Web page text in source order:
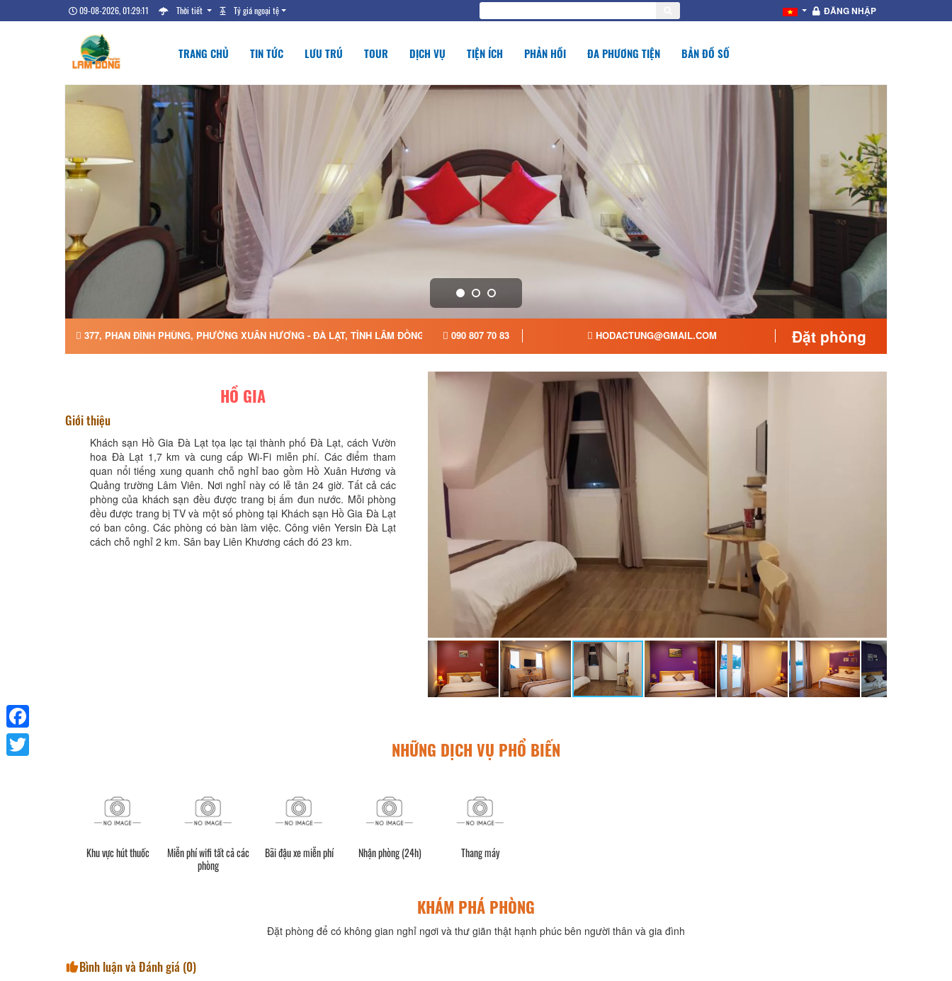
09-08-2026, 01:29:12 Thời tiết Tỷ giá ngoại tệ ĐĂNG NHẬP
TRANG CHỦ TIN TỨC LƯU TRÚ TOUR DỊCH VỤ TIỆN ÍCH PHẢN HỒI ĐA PHƯƠNG TIỆN BẢN ĐỒ SỐ
377, PHAN ĐÌNH PHÙNG, PHƯỜNG XUÂN HƯƠNG - ĐÀ LẠT, TỈNH LÂM ĐỒNG 090 807 70 83 HODACTUNG@GMAIL.COM Đặt phòng
HỒ GIA
Giới thiệu
Khách sạn Hồ Gia Đà Lạt tọa lạc tại thành phố Đà Lạt, cách Vườn
hoa Đà Lạt 1,7 km và cung cấp Wi-Fi miễn phí. Các điểm tham
quan nổi tiếng xung quanh chỗ nghỉ bao gồm Hồ Xuân Hương và
Quảng trường Lâm Viên. Nơi nghỉ này có lễ tân 24 giờ. Tất cả các
phòng của khách sạn đều được trang bị ấm đun nước. Mỗi phòng
đều được trang bị TV và một số phòng tại Khách sạn Hồ Gia Đà Lạt
có ban công. Các phòng có bàn làm việc. Công viên Yersin Đà Lạt
cách chỗ nghỉ 2 km. Sân bay Liên Khương cách đó 23 km.
NHỮNG DỊCH VỤ PHỔ BIẾN
Khu vực hút thuốc
Miễn phí wifi tất cả các
phòng
Bãi đậu xe miễn phí Nhận phòng (24h) Thang máy
KHÁM PHÁ PHÒNG
Đặt phòng để có không gian nghỉ ngơi và thư giãn thật hạnh phúc bên người thân và gia đình
Bình luận và Đánh giá (0)
Facebook